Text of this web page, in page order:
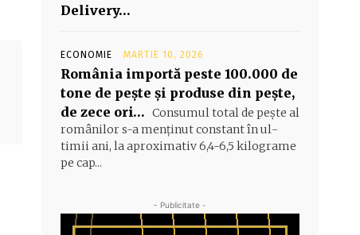
Delivery…
ECONOMIE MARTIE 10, 2026
România importă peste 100.000 de
tone de peşte şi produse din peşte,
de zece ori… Consumul total de peşte al
ro­mâ­nilor s-a menţinut constant în ul­
timii ani, la aproximativ 6,4-6,5 ki­lograme
pe cap...
- Publicitate -